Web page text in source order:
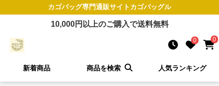
カゴバッグ専門通販サイトカゴバッグル
10,000円以上のご購入で送料無料
0 0
新着商品 商品を検索 人気ランキング